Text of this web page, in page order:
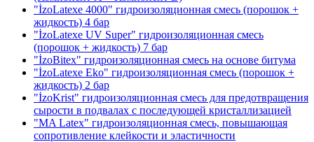
"İzoLatexe 4000" гидроизоляционная смесь (порошок +
жидкость) 4 бар
"İzoLatexe UV Super" гидроизоляционная смесь
(порошок + жидкость) 7 бар
"İzoBitex" гидроизоляционная смесь на основе битума
"İzoLatexe Eko" гидроизоляционная смесь (порошок +
жидкость) 2 бар
"İzoKrist" гидроизоляционная смесь для предотвращения
сырости в подвалах с последующей кристаллизацией
"MA Latex" гидроизоляционная смесь, повышающая
сопротивление клейкости и эластичности